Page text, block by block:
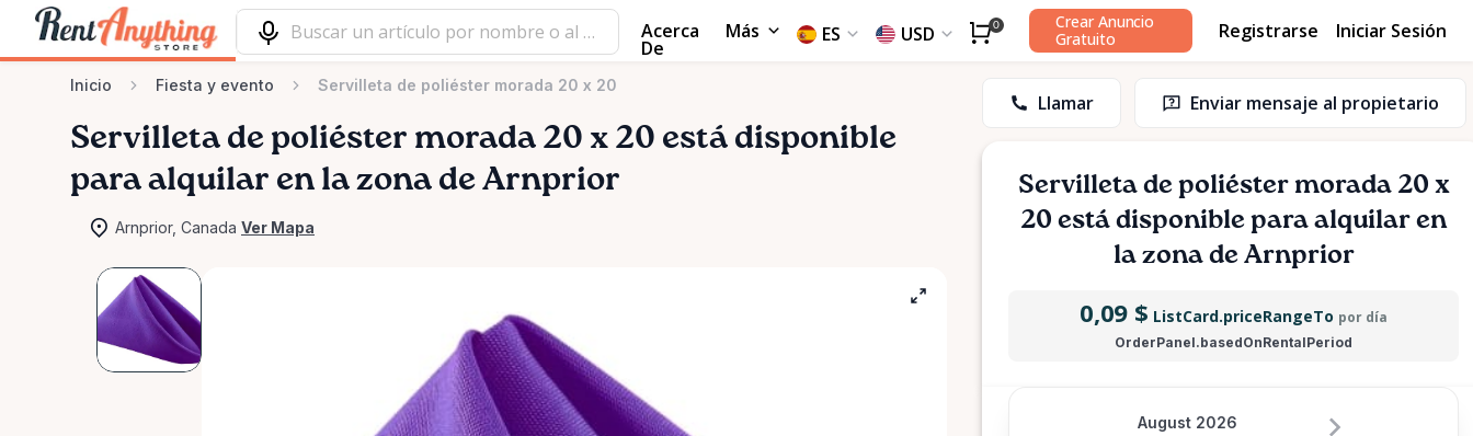
Acerca
De
Más ES USD 0
Crear Anuncio
Gratuito
Registrarse Iniciar Sesión
Inicio Fiesta y evento Servilleta de poliéster morada 20 x 20
Servilleta de poliéster morada 20 x 20 está disponible
para alquilar en la zona de Arnprior
Arnprior, Canada Ver Mapa
Llamar Enviar mensaje al propietario
Servilleta de poliéster morada 20 x
20 está disponible para alquilar en
la zona de Arnprior
0,09 $ ListCard.priceRangeTo por día
OrderPanel.basedOnRentalPeriod
August 2026